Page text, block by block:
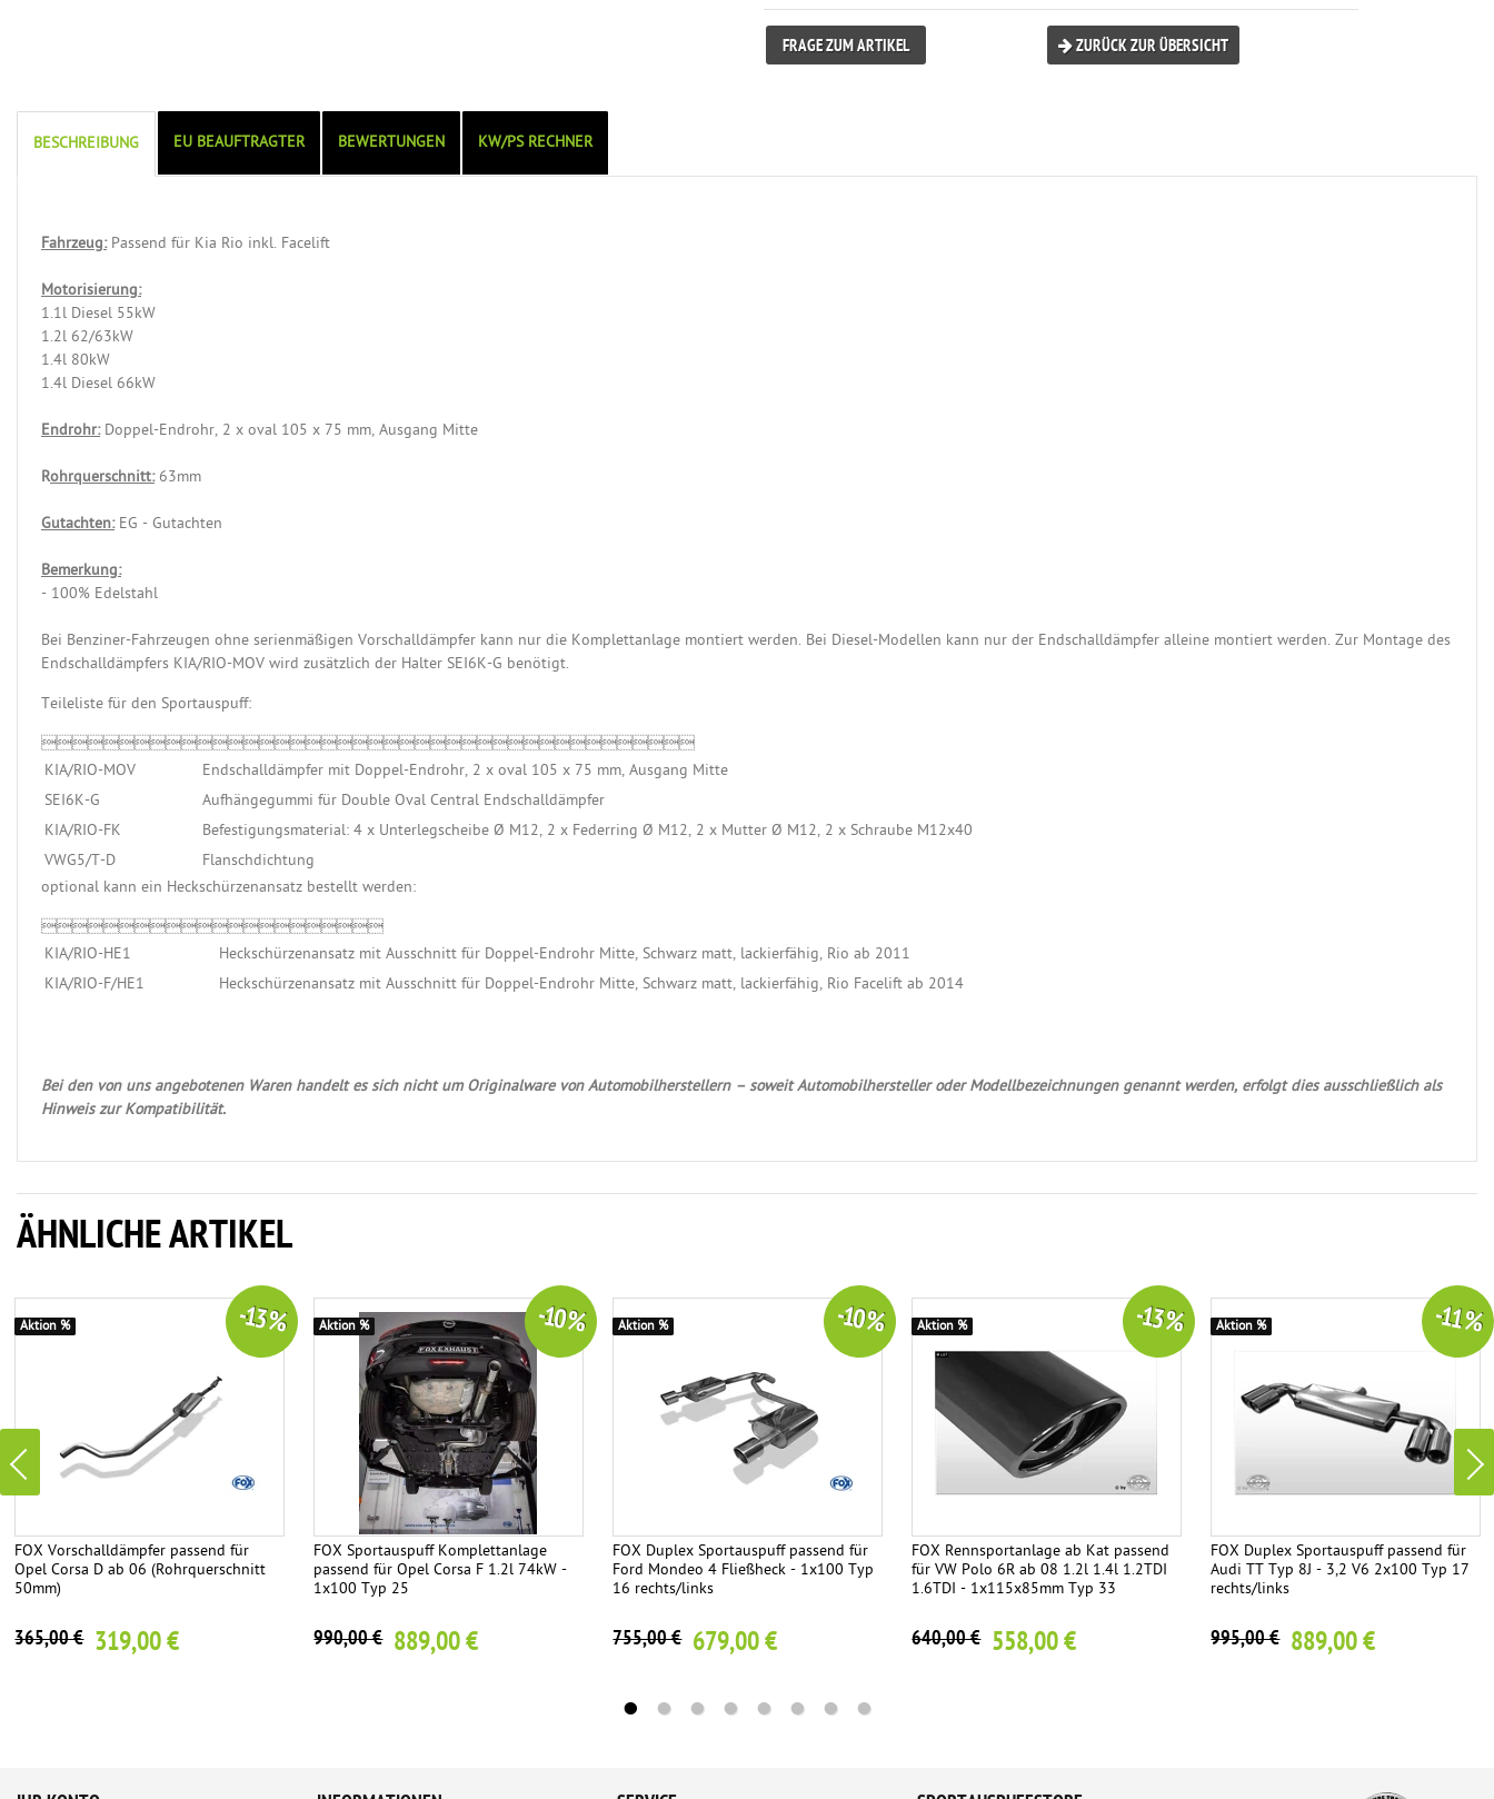
FRAGE ZUM ARTIKEL ZURÜCK ZUR ÜBERSICHT
BESCHREIBUNG EU BEAUFTRAGTER BEWERTUNGEN KW/PS RECHNER
Fahrzeug:Passend für Kia Rio inkl. Facelift
Motorisierung:
1.1l Diesel 55kW
1.2l 62/63kW
1.4l 80kW
1.4l Diesel 66kW
Endrohr:Doppel-Endrohr, 2 x oval 105 x 75 mm, Ausgang Mitte
Rohrquerschnitt:63mm
Gutachten:EG - Gutachten
Bemerkung:
- 100% Edelstahl
Bei Benziner-Fahrzeugen ohne serienmäßigen Vorschalldämpfer kann nur die Komplettanlage montiert werden. Bei Diesel-Modellen kann nur der Endschalldämpfer alleine montiert werden. Zur Montage des
Endschalldämpfers KIA/RIO-MOV wird zusätzlich der Halter SEI6K-G benötigt.
Teileliste für den Sportauspuff:

KIA/RIO-MOV
Endschalldämpfer mit Doppel-Endrohr, 2 x oval 105 x 75 mm, Ausgang Mitte
SEI6K-G
Aufhängegummi für Double Oval Central Endschalldämpfer
KIA/RIO-FK
Befestigungsmaterial: 4 x Unterlegscheibe Ø M12, 2 x Federring Ø M12, 2 x Mutter Ø M12, 2 x Schraube M12x40
VWG5/T-D
Flanschdichtung
optional kann ein Heckschürzenansatz bestellt werden:

KIA/RIO-HE1
Heckschürzenansatz mit Ausschnitt für Doppel-Endrohr Mitte, Schwarz matt, lackierfähig, Rio ab 2011
KIA/RIO-F/HE1
Heckschürzenansatz mit Ausschnitt für Doppel-Endrohr Mitte, Schwarz matt, lackierfähig, Rio Facelift ab 2014
Bei den von uns angebotenen Waren handelt es sich nicht um Originalware von Automobilherstellern – soweit Automobilhersteller oder Modellbezeichnungen genannt werden, erfolgt dies ausschließlich als
Hinweis zur Kompatibilität.
ÄHNLICHE ARTIKEL
FOX Vorschalldämpfer passend für
Opel Corsa D ab 06 (Rohrquerschnitt
50mm)
365,00 € 319,00 €
-13 %
Aktion %
FOX Sportauspuff Komplettanlage
passend für Opel Corsa F 1.2l 74kW -
1x100 Typ 25
990,00 € 889,00 €
-10 %
Aktion %
FOX Duplex Sportauspuff passend für
Ford Mondeo 4 Fließheck - 1x100 Typ
16 rechts/links
755,00 € 679,00 €
-10 %
Aktion %
FOX Rennsportanlage ab Kat passend
für VW Polo 6R ab 08 1.2l 1.4l 1.2TDI
1.6TDI - 1x115x85mm Typ 33
640,00 € 558,00 €
-13 %
Aktion %
FOX Duplex Sportauspuff passend für
Audi TT Typ 8J - 3,2 V6 2x100 Typ 17
rechts/links
995,00 € 889,00 €
-11 %
Aktion %